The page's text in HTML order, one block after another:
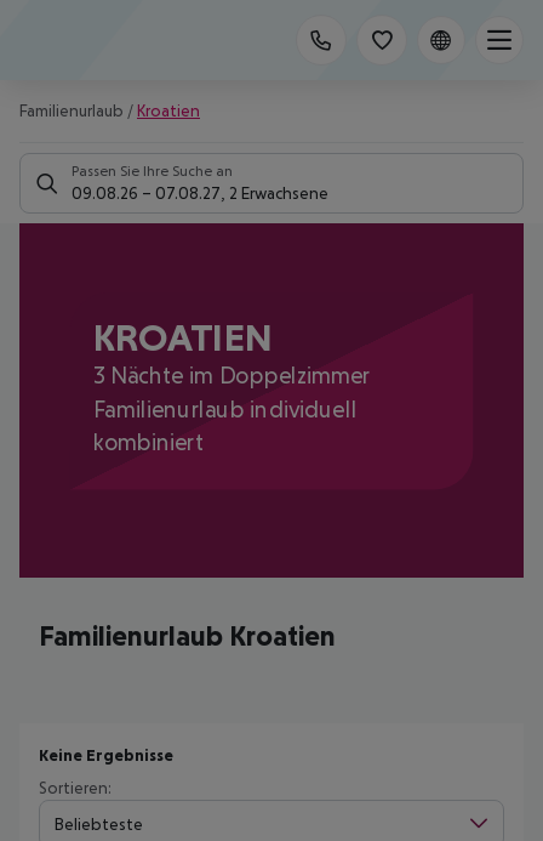
Familienurlaub / Kroatien
Passen Sie Ihre Suche an
09.08.26 – 07.08.27 2 Erwachsene
KROATIEN
3 Nächte im Doppelzimmer
Familienurlaub individuell
kombiniert
Familienurlaub Kroatien
Keine Ergebnisse
Sortieren:
Beliebteste